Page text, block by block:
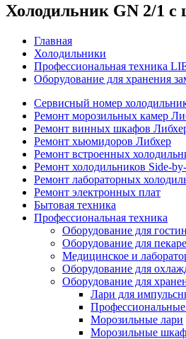
Холодильник GN 2/1
Главная
Холодильники
Профессиональная техника
Оборудование для хранения
Сервисный номер
Ремонт морозильных камер
Ремонт винных шкафов
Ремонт хьюмидоров Либхер
Ремонт встроенных
Ремонт холодильников Side-
Ремонт лабораторных
Ремонт электронных плат
Бытовая техника
Профессиональная техника
Оборудование для
Оборудование для
Медицинское и
Оборудование для
Оборудование для
Лари для
Морозильные лари
Морозильные